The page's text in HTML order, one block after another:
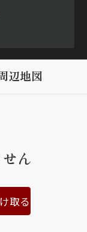
辺地図
ん
取る